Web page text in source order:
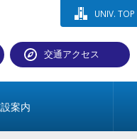
UNIV. TOP
交通アクセス
案内